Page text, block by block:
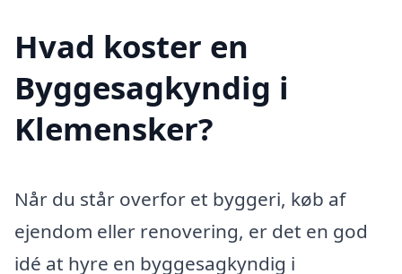
Hvad koster en
Byggesagkyndig i
Klemensker?
Når du står overfor et byggeri, køb af
ejendom eller renovering, er det en god
idé at hyre en byggesagkyndig i